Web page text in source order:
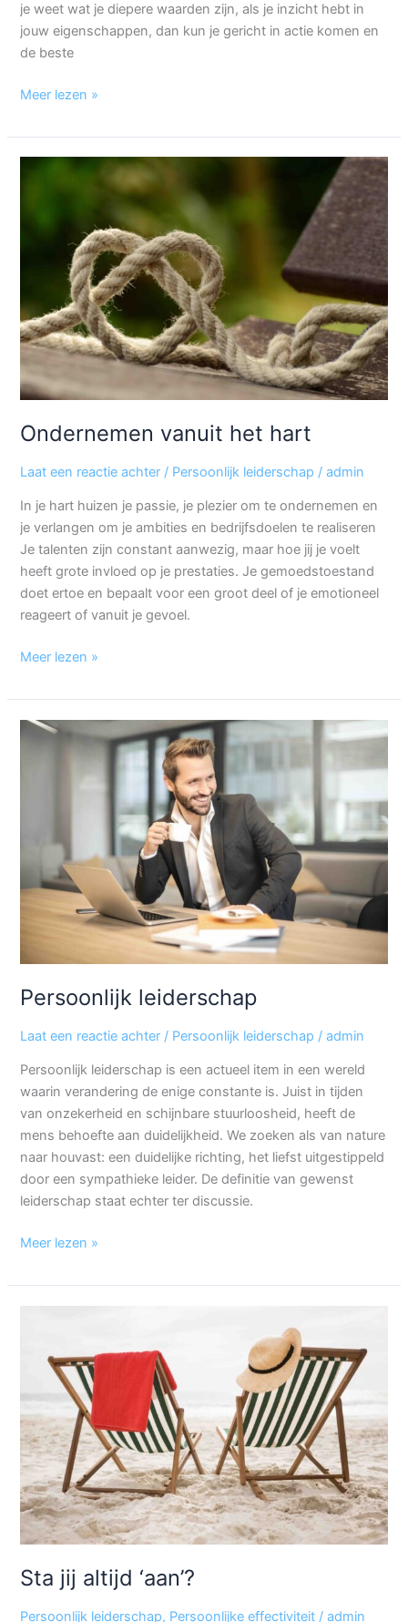
je weet wat je diepere waarden zijn, als je inzicht hebt in
jouw eigenschappen, dan kun je gericht in actie komen en
de beste
Meer lezen »
Ondernemen vanuit het hart
Laat een reactie achter / Persoonlijk leiderschap /admin
In je hart huizen je passie, je plezier om te ondernemen en
je verlangen om je ambities en bedrijfsdoelen te realiseren
Je talenten zijn constant aanwezig, maar hoe jij je voelt
heeft grote invloed op je prestaties. Je gemoedstoestand
doet ertoe en bepaalt voor een groot deel of je emotioneel
reageert of vanuit je gevoel.
Ondernemen
Meer lezen »
Persoonlijk leiderschap
Laat een reactie achter / Persoonlijk leiderschap /admin
Persoonlijk leiderschap is een actueel item in een wereld
waarin verandering de enige constante is. Juist in tijden
van onzekerheid en schijnbare stuurloosheid, heeft de
mens behoefte aan duidelijkheid. We zoeken als van nature
naar houvast: een duidelijke richting, het liefst uitgestippeld
door een sympathieke leider. De definitie van gewenst
leiderschap staat echter ter discussie.
Persoonlijk
Meer lezen »
Sta jij altijd ‘aan’?
Persoonlijk leiderschap, Persoonlijke effectiviteit /admin
altijd